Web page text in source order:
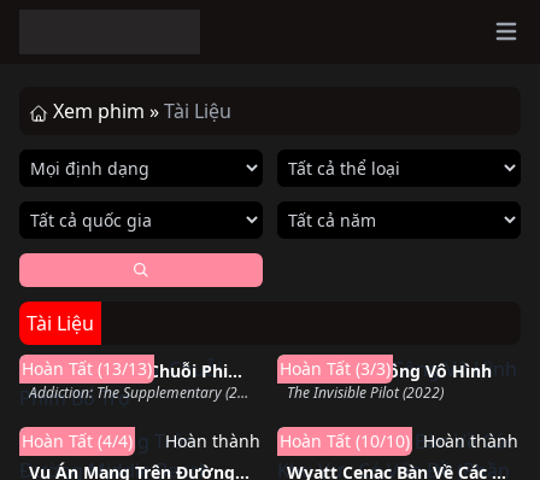
Xem phim »Tài Liệu
Tài Liệu
Nghiện Ngập: Chuỗi Phim Bổ Trợ
Addiction: The Supplementary (2007)
Hoàn Tất (13/13)
Người Phi Công Vô Hình
The Invisible Pilot (2022)
Hoàn Tất (3/3)
Vụ Án Mạng Trên Đường Middle Beach
Hoàn Tất (4/4)
Hoàn thành
Wyatt Cenac Bàn Về Các Khu Vực Có Vấn Đề (Phần 2)
Hoàn Tất (10/10) Hoàn thành